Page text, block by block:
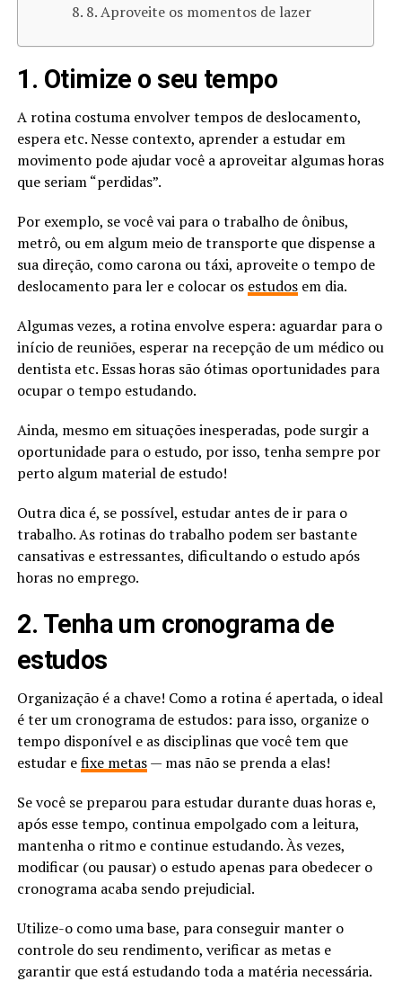
8. Aproveite os momentos de lazer
1. Otimize o seu tempo
A rotina costuma envolver tempos de deslocamento,
espera etc. Nesse contexto, aprender a estudar em
movimento pode ajudar você a aproveitar algumas horas
que seriam “perdidas”.
Por exemplo, se você vai para o trabalho de ônibus,
metrô, ou em algum meio de transporte que dispense a
sua direção, como carona ou táxi, aproveite o tempo de
deslocamento para ler e colocar os estudosem dia.
Algumas vezes, a rotina envolve espera: aguardar para o
início de reuniões, esperar na recepção de um médico ou
dentista etc. Essas horas são ótimas oportunidades para
ocupar o tempo estudando.
Ainda, mesmo em situações inesperadas, pode surgir a
oportunidade para o estudo, por isso, tenha sempre por
perto algum material de estudo!
Outra dica é, se possível, estudar antes de ir para o
trabalho. As rotinas do trabalho podem ser bastante
cansativas e estressantes, dificultando o estudo após
horas no emprego.
2. Tenha um cronograma de
estudos
Organização é a chave! Como a rotina é apertada, o ideal
é ter um cronograma de estudos: para isso, organize o
tempo disponível e as disciplinas que você tem que
estudar efixe metas— mas não se prenda a elas!
Se você se preparou para estudar durante duas horas e,
após esse tempo, continua empolgado com a leitura,
mantenha o ritmo e continue estudando. Às vezes,
modificar (ou pausar) o estudo apenas para obedecer o
cronograma acaba sendo prejudicial.
Utilize-o como uma base, para conseguir manter o
controle do seu rendimento, verificar as metas e
garantir que está estudando toda a matéria necessária.